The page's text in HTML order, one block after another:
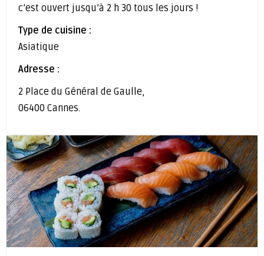
c’est ouvert jusqu’à 2 h 30 tous les jours !
Type de cuisine :
Asiatique
Adresse :
2 Place du Général de Gaulle,
06400 Cannes.